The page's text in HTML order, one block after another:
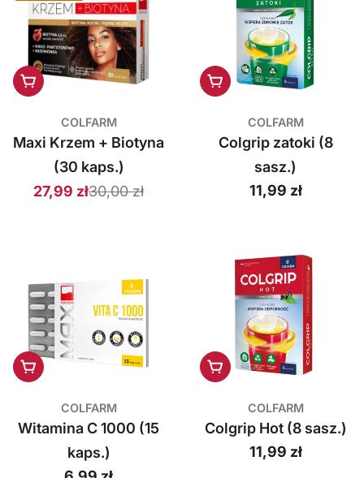
a
r
m
.
Dodaj do koszyka
COLFARM
Maxi Krzem + Biotyna
(30 kaps.)
Cena
27,99 złCena
30,00 zł
Dodaj do koszyka
COLFARM
Colgrip zatoki (8
sasz.)
Cena
11,99 zł
Dodaj do koszyka
COLFARM
Witamina C 1000 (15
kaps.)
Dodaj do koszyka
COLFARM
Colgrip Hot (8 sasz.)
Cena
11,99 zł